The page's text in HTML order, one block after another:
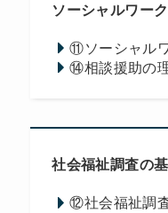
ソーシャルワー
⑪ソーシャル
⑭相談援助の
社会福祉調査の
⑫社会福祉調